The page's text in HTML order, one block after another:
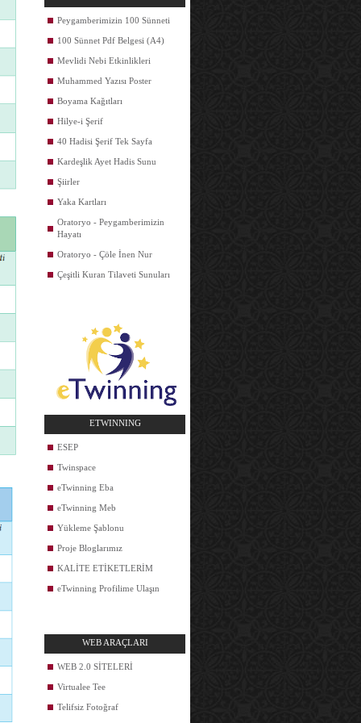
Peygamberimizin 100 Sünneti
100 Sünnet Pdf Belgesi (A4)
Mevlidi Nebi Etkinlikleri
Muhammed Yazısı Poster
Boyama Kağıtları
Hilye-i Şerif
40 Hadisi Şerif Tek Sayfa
Kardeşlik Ayet Hadis Sunu
Şiirler
Yaka Kartları
Oratoryo - Peygamberimizin
Hayatı
Oratoryo - Çöle İnen Nur
Çeşitli Kuran Tilaveti Sunuları
ETWINNING
ESEP
Twinspace
eTwinning Eba
eTwinning Meb
Yükleme Şablonu
Proje Bloglarımız
KALİTE ETİKETLERİM
eTwinning Profilime Ulaşın
WEB ARAÇLARI
WEB 2.0 SİTELERİ
Virtualee Tee
Telifsiz Fotoğraf